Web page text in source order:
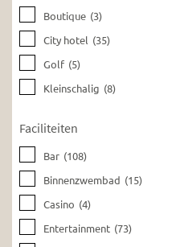
Boutique (3)
City hotel (35)
Golf (5)
Kleinschalig (8)
Faciliteiten
Bar (108)
Binnenzwembad (15)
Casino (4)
Entertainment (73)